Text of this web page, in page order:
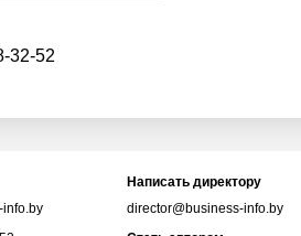
32-52
info.by
Написать директору
director@business-info.by